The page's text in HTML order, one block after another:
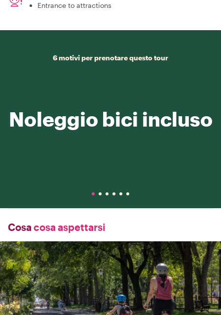
Entrance to attractions
6 motivi per prenotare questo tour
Noleggio bici incluso
Cosa cosa aspettarsi